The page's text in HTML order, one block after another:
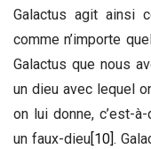
Galactus agit ainsi
comme n’importe
Galactus que nous
un dieu avec lequel
on lui donne, c’est-
un faux-dieu[10] .